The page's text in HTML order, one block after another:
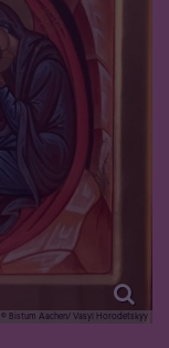
© Bistum Aachen/ Vasyl Horodetskyy